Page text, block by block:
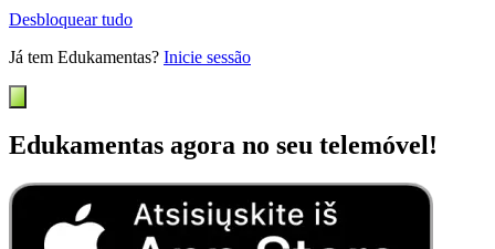
Desbloquear tudo
Já tem Edukamentas? Inicie sessão
Edukamentas agora no seu telemóvel!